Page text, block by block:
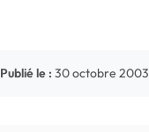
Publié le : 30 octobre 2003